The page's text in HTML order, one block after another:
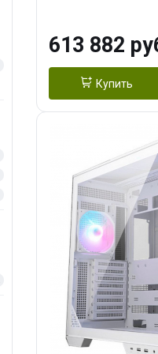
Turbo/ 960 ГБ
613 882
Купить